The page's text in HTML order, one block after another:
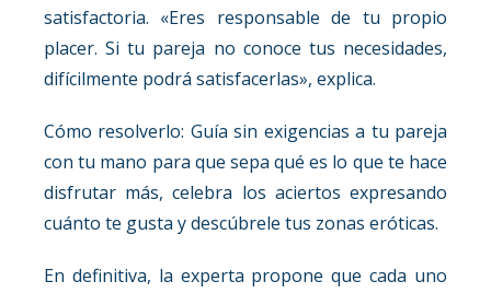
satisfactoria. «Eres responsable de tu propio
placer. Si tu pareja no conoce tus necesidades,
difícilmente podrá satisfacerlas», explica.
Cómo resolverlo: Guía sin exigencias a tu pareja
con tu mano para que sepa qué es lo que te hace
disfrutar más, celebra los aciertos expresando
cuánto te gusta y descúbrele tus zonas eróticas.
En definitiva, la experta propone que cada uno